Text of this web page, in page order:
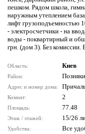
пешком. Рядом школа,
наружным утеплением
лифт грузоподъемностью
- электросчетчики - на
воды - поквартирный и
грн. (дом 3). Без
Область: Киев
Район: Позняки
Адрес и номер дома:
Комнат: 2
Площадь: 77.48
Этаж / этажей: 15/26
Удобства: Все